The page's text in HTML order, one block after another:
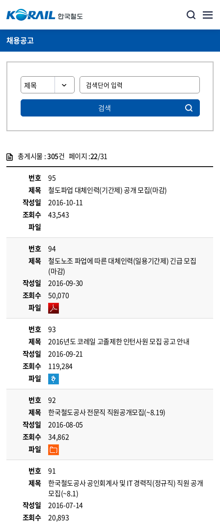
채용공고
검색
총게시물 :305건 페이지 :22/31
번호
95
제목
철도파업 대체인력(기간제) 공개 모집(마감)
작성일
2016-10-11
조회수
43,543
파일
번호
94
제목
철도노조 파업에 따른 대체인력(일용기간제) 긴급 모집
(마감)
작성일
2016-09-30
조회수
50,070
파일
번호
93
제목
2016년도 코레일 고졸제한 인턴사원 모집 공고 안내
작성일
2016-09-21
조회수
119,284
파일
번호
92
제목
한국철도공사 전문직 직원공개모집(~8.19)
작성일
2016-08-05
조회수
34,862
파일
번호
91
제목
한국철도공사 공인회계사 및 IT 경력직(정규직) 직원 공개
모집(~8.1)
작성일
2016-07-14
조회수
20,893